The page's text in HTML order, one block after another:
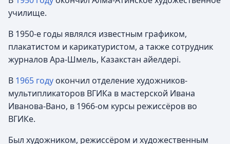
училище.
В 1950-е годы являлся известным графиком,
плакатистом и карикатуристом, а также сотрудник
журналов Ара-Шмель, Казакстан айелдерi.
В 1965 году окончил отделение художников-
мультипликаторов ВГИКа в мастерской Ивана
Иванова-Вано, в 1966-ом курсы режиссёров во
ВГИКе.
Был художником, режиссёром и художественным